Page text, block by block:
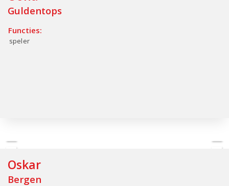
Guldentops
Functies:
speler
Oskar
Bergen